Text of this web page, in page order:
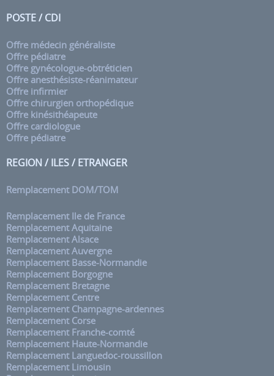
POSTE / CDI
Offre médecin généraliste
Offre pédiatre
Offre gynécologue-obtréticien
Offre anesthésiste-réanimateur
Offre infirmier
Offre chirurgien orthopédique
Offre kinésithéapeute
Offre cardiologue
Offre pédiatre
REGION / ILES / ETRANGER
Remplacement DOM/TOM
Remplacement Ile de France
Remplacement Aquitaine
Remplacement Alsace
Remplacement Auvergne
Remplacement Basse-Normandie
Remplacement Borgogne
Remplacement Bretagne
Remplacement Centre
Remplacement Champagne-ardennes
Remplacement Corse
Remplacement Franche-comté
Remplacement Haute-Normandie
Remplacement Languedoc-roussillon
Remplacement Limousin